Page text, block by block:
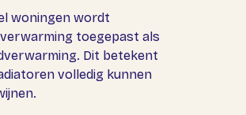
woningen wordt
toegepast als
Dit betekent
volledig kunnen